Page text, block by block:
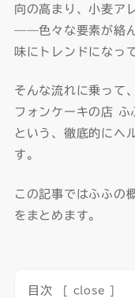
向の高まり、小麦ア
——色々な要素が絡
味にトレンドになっ
そんな流れに乗って
フォンケーキの店
という、徹底的にヘ
す。
この記事ではふふの
をまとめます。
目次 close